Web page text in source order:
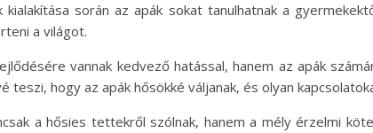
során az apák sokat tanulhatnak a
a világot.
vannak kedvező hatással, hanem az apák
hogy az apák hősökké váljanak, és olyan
a hősies tettekről szólnak, hanem a mély érzelmi